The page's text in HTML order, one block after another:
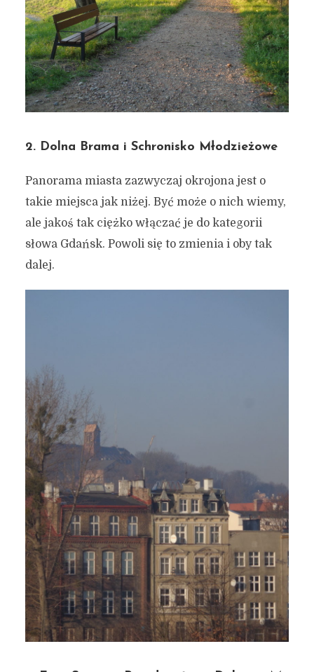
2. Dolna Brama i Schronisko Młodzieżowe
Panorama miasta zazwyczaj okrojona jest o
takie miejsca jak niżej. Być może o nich wiemy,
ale jakoś tak ciężko włączać je do kategorii
słowa Gdańsk. Powoli się to zmienia i oby tak
dalej.